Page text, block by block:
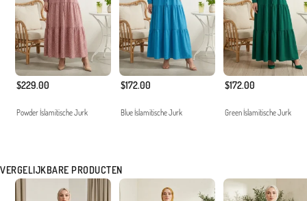
$229.00
Powder İslamitische Jurk
$172.00
Blue İslamitische Jurk
$172.00
Green İslamitische Jurk
VERGELIJKBARE PRODUCTEN